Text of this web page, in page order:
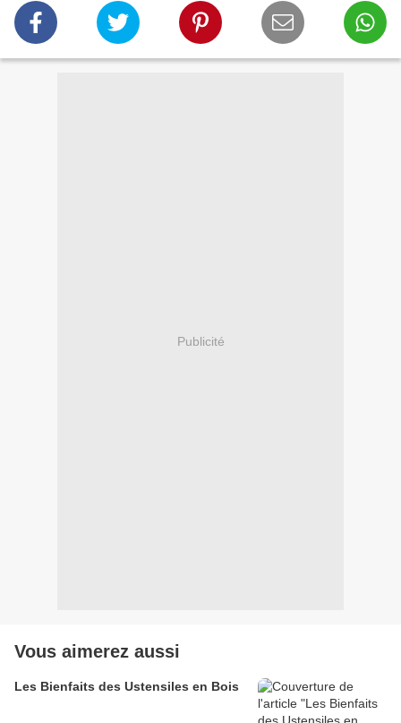
Publicité
Vous aimerez aussi
Les Bienfaits des Ustensiles en Bois